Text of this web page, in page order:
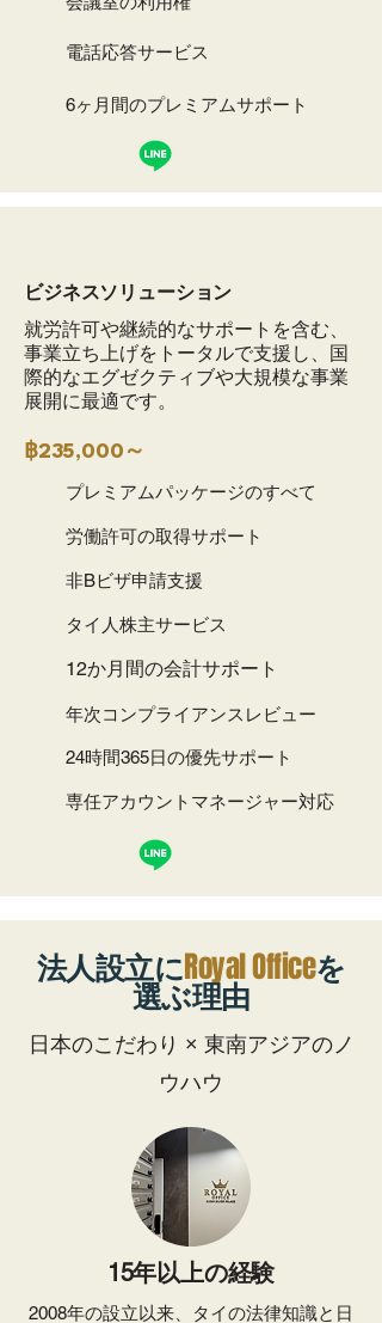
電話応答サービス
6ヶ月間のプレミアムサポート
ビジネスソリューション
就労許可や継続的なサポートを含む、
事業立ち上げをトータルで支援し、国
際的なエグゼクティブや大規模な事業
展開に最適です。
฿235,000～
プレミアムパッケージのすべて
労働許可の取得サポート
非Bビザ申請支援
タイ人株主サービス
12か月間の会計サポート
年次コンプライアンスレビュー
24時間365日の優先サポート
専任アカウントマネージャー対応
法人設立にRoyal Officeを
選ぶ理由
日本のこだわり × 東南アジアのノ
ウハウ
15年以上の経験
2008年の設立以来、タイの法律知識と日